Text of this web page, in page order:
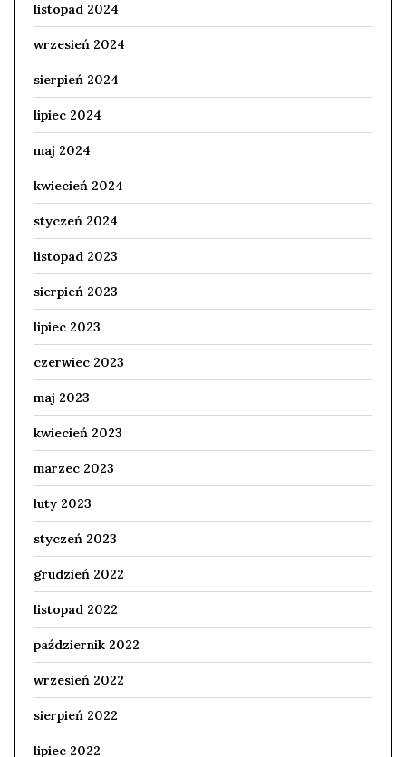
listopad 2024
wrzesień 2024
sierpień 2024
lipiec 2024
maj 2024
kwiecień 2024
styczeń 2024
listopad 2023
sierpień 2023
lipiec 2023
czerwiec 2023
maj 2023
kwiecień 2023
marzec 2023
luty 2023
styczeń 2023
grudzień 2022
listopad 2022
październik 2022
wrzesień 2022
sierpień 2022
lipiec 2022